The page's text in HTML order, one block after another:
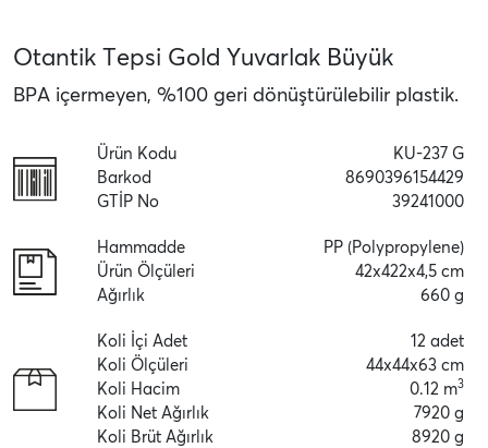
Otantik Tepsi Gold Yuvarlak Büyük
BPA içermeyen, %100 geri dönüştürülebilir plastik.
Ürün Kodu
Barkod
GTİP No
KU-237 G
8690396154429
39241000
Hammadde
Ürün Ölçüleri
Ağırlık
PP (Polypropylene)
42x422x4,5 cm
660 g
Koli İçi Adet
Koli Ölçüleri
Koli Hacim
Koli Net Ağırlık
Koli Brüt Ağırlık
12 adet
44x44x63 cm
0.12 m3
7920 g
8920 g